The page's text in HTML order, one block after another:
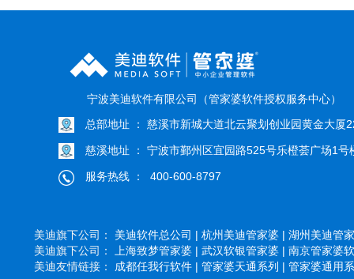
宁波美迪软件有限公司（管家婆软件授权服务中心）
总部地址 ： 慈溪市新城大道北云聚划创业园黄金大厦
慈溪地址 ： 宁波市鄞州区宜园路525号乐橙荟广场1号
服务热线 ： 400-600-8797
美迪旗下公司： 美迪软件总公司 | 杭州美迪管家婆 | 湖州美迪管
美迪旗下公司：
上海致梦管家婆 | 武汉软银管家婆 | 南京管家婆
美迪友情链接： 成都任我行软件 | 管家婆天通系列 | 管家婆通用